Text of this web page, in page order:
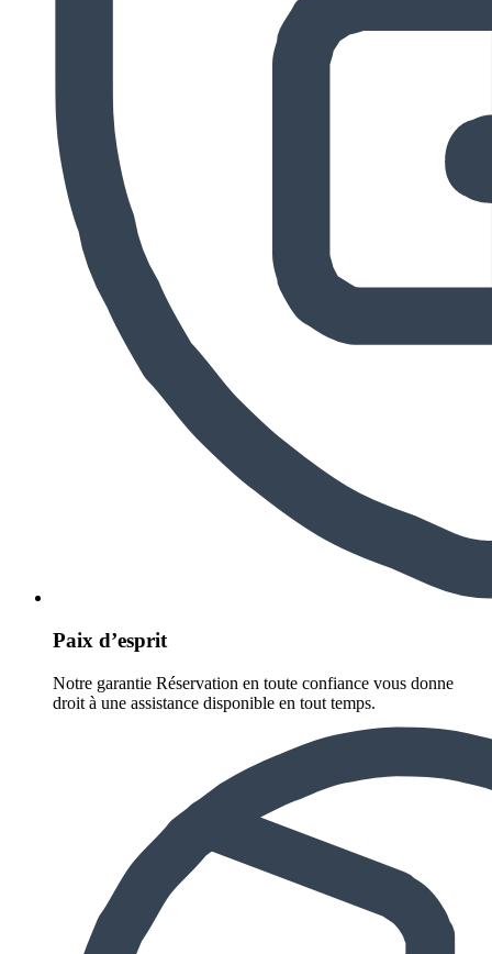
Paix d’esprit
Notre garantie Réservation en toute confiance vous donne
droit à une assistance disponible en tout temps.